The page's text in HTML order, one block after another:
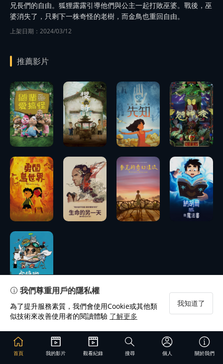
兄長們的自由。狐狸露露引導他們與公主一起打敗巫婆。戰後，巫
婆消失了，只剩下一株奇怪的老樹，而金鳥也重回自由。
上架日期：2024/03/12
推薦影片
播
放
播
放
預告
預告
播
預告
播
預告
播
放
播
放
播
放
首頁 我的影片 觀看紀錄 搜尋 個人 關於我們
我們尊重用戶的隱私權
為了提升服務素質，我們會使用Cookie或其他類
似技術來改善使用者的閱讀體驗 了解更多
我知道了